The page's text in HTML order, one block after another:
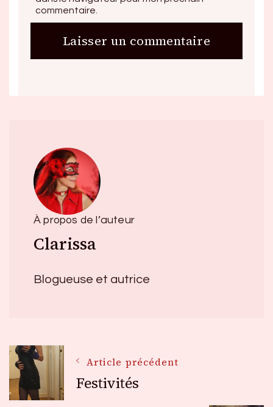
commentaire.
À propos de l’auteur
Clarissa
Blogueuse et autrice
Navigation
Article précédent
Festivités